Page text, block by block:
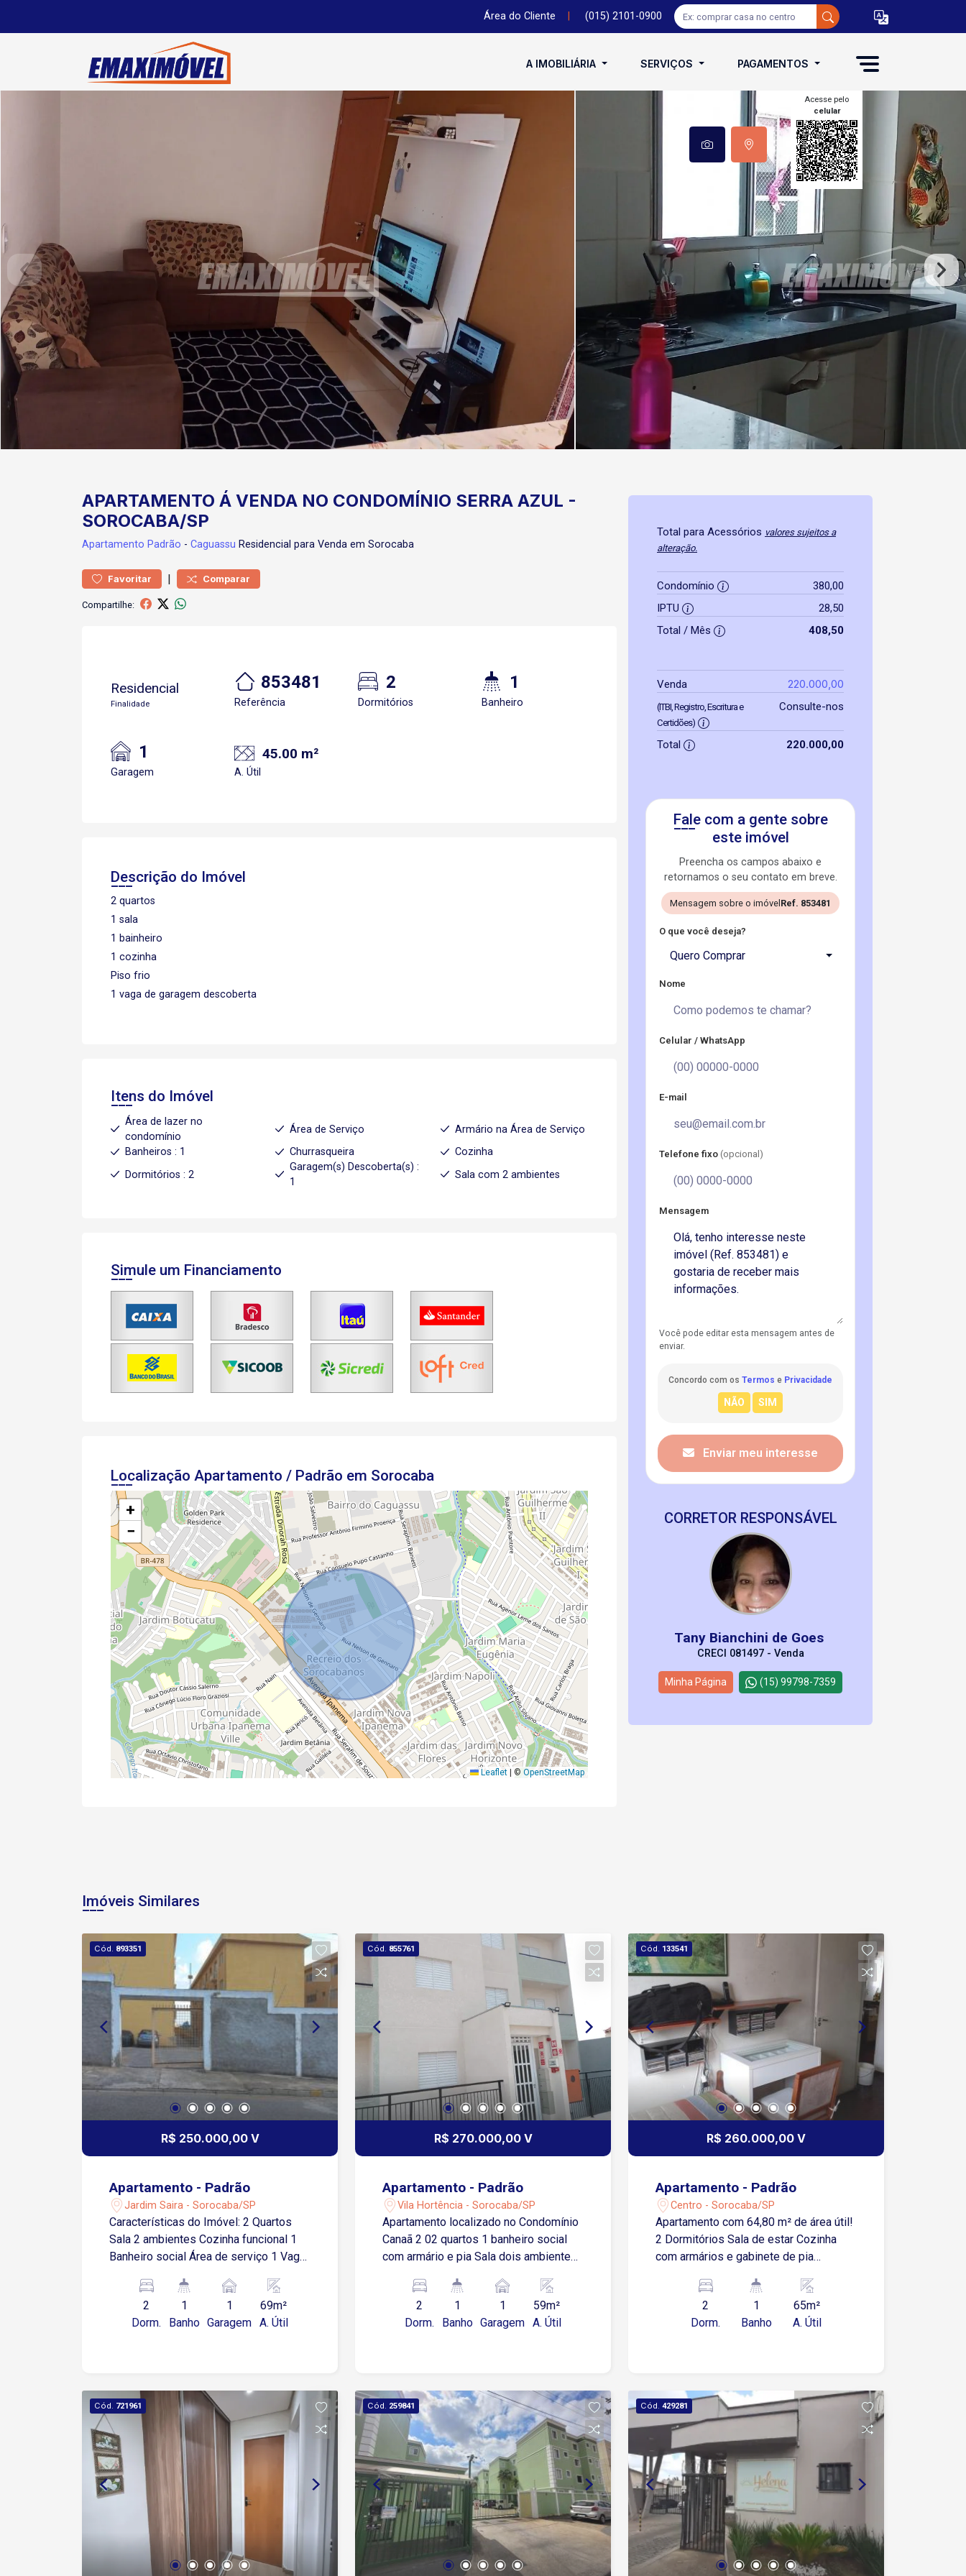
Área do Cliente (015) 2101-0900
A IMOBILIÁRIA SERVIÇOS PAGAMENTOS
Acesse pelo
celular
APARTAMENTO Á VENDA NO CONDOMÍNIO SERRA AZUL -
SOROCABA/SP
Apartamento Padrão - Caguassu Residencial para Venda em Sorocaba
Favoritar | Comparar
Compartilhe:
Residencial
Finalidade
853481
Referência
2
Dormitórios
1
Banheiro
1
Garagem
45.00 m²
A. Útil
Descrição do Imóvel
2 quartos
1 sala
1 bainheiro
1 cozinha
Piso frio
1 vaga de garagem descoberta
Itens do Imóvel
Área de lazer no
condomínio
Área de Serviço
Armário na Área de Serviço
Banheiros : 1
Churrasqueira
Cozinha
Dormitórios : 2
Garagem(s) Descoberta(s) :
1
Sala com 2 ambientes
Simule um Financiamento
Localização Apartamento / Padrão em Sorocaba
+
−
Leaflet © OpenStreetMap
Total para Acessórios valores sujeitos a
alteração.
Condomínio
380,00
IPTU
28,50
Total / Mês
408,50
Venda 220.000,00
(ITBI, Registro, Escritura e
Certidões)
Consulte-nos
Total 220.000,00
Fale com a gente sobre
este imóvel
Preencha os campos abaixo e
retornamos o seu contato em breve.
Mensagem sobre o imóvel Ref. 853481
O que você deseja?
Quero Comprar
Nome
Celular / WhatsApp
E-mail
Telefone fixo (opcional)
Mensagem
Você pode editar esta mensagem antes de
enviar.
Concordo com os Termos e Privacidade
Enviar meu interesse
CORRETOR RESPONSÁVEL
Tany Bianchini de Goes
CRECI 081497 - Venda
Minha Página (15) 99798-7359
Imóveis Similares
Cód. 893351
R$ 250.000,00 V
Apartamento - Padrão
Jardim Saira - Sorocaba/SP
Características do Imóvel: 2 Quartos
Sala 2 ambientes Cozinha funcional 1
Banheiro social Área de serviço 1 Vaga
localização em Sorocaba! Fácil acesso
ao Parque das Águas, Jardim Botânico,
Faculdade Facens, Prefeitura, Rodovia
2
Dorm.
1
Banho
1
Garagem
69m²
A. Útil
Cód. 855761
R$ 270.000,00 V
Apartamento - Padrão
Vila Hortência - Sorocaba/SP
Apartamento localizado no Condomínio
Canaã 2 02 quartos 1 banheiro social
com armário e pia Sala dois ambientes
2
Dorm.
1
Banho
1
Garagem
59m²
A. Útil
Cód. 133541
R$ 260.000,00 V
Apartamento - Padrão
Centro - Sorocaba/SP
Apartamento com 64,80 m² de área útil!
2 Dormitórios Sala de estar Cozinha
com armários e gabinete de pia
Banheiro de empregada
2
Dorm.
1
Banho
65m²
A. Útil
Cód. 721961 Cód. 259841 Cód. 429281